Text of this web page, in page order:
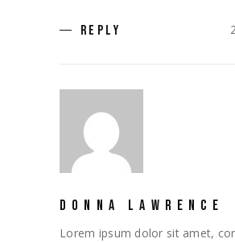
REPLY
DONNA LAWRENCE
Lorem ipsum dolor sit amet,